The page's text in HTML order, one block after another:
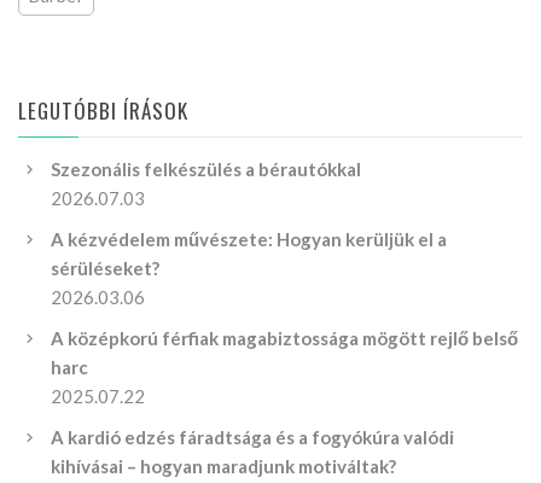
LEGUTÓBBI ÍRÁSOK
Szezonális felkészülés a bérautókkal
2026.07.03
A kézvédelem művészete: Hogyan kerüljük el a
sérüléseket?
2026.03.06
A középkorú férfiak magabiztossága mögött rejlő belső
harc
2025.07.22
A kardió edzés fáradtsága és a fogyókúra valódi
kihívásai – hogyan maradjunk motiváltak?